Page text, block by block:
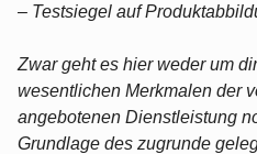
– Testsiegel auf
Zwar geht es hier weder um
wesentlichen Merkmalen der
angebotenen Dienstleistung
Grundlage des zugrunde